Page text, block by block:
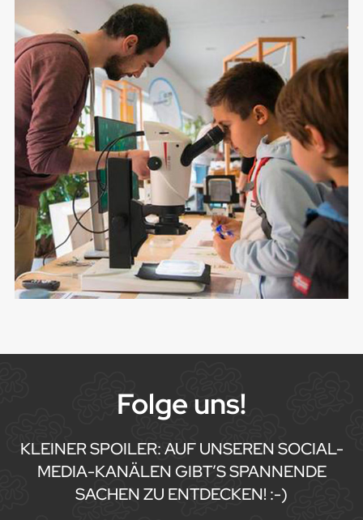
Folge uns!
KLEINER SPOILER: AUF UNSEREN SOCIAL-
MEDIA-KANÄLEN GIBT’S SPANNENDE
SACHEN ZU ENTDECKEN! :-)